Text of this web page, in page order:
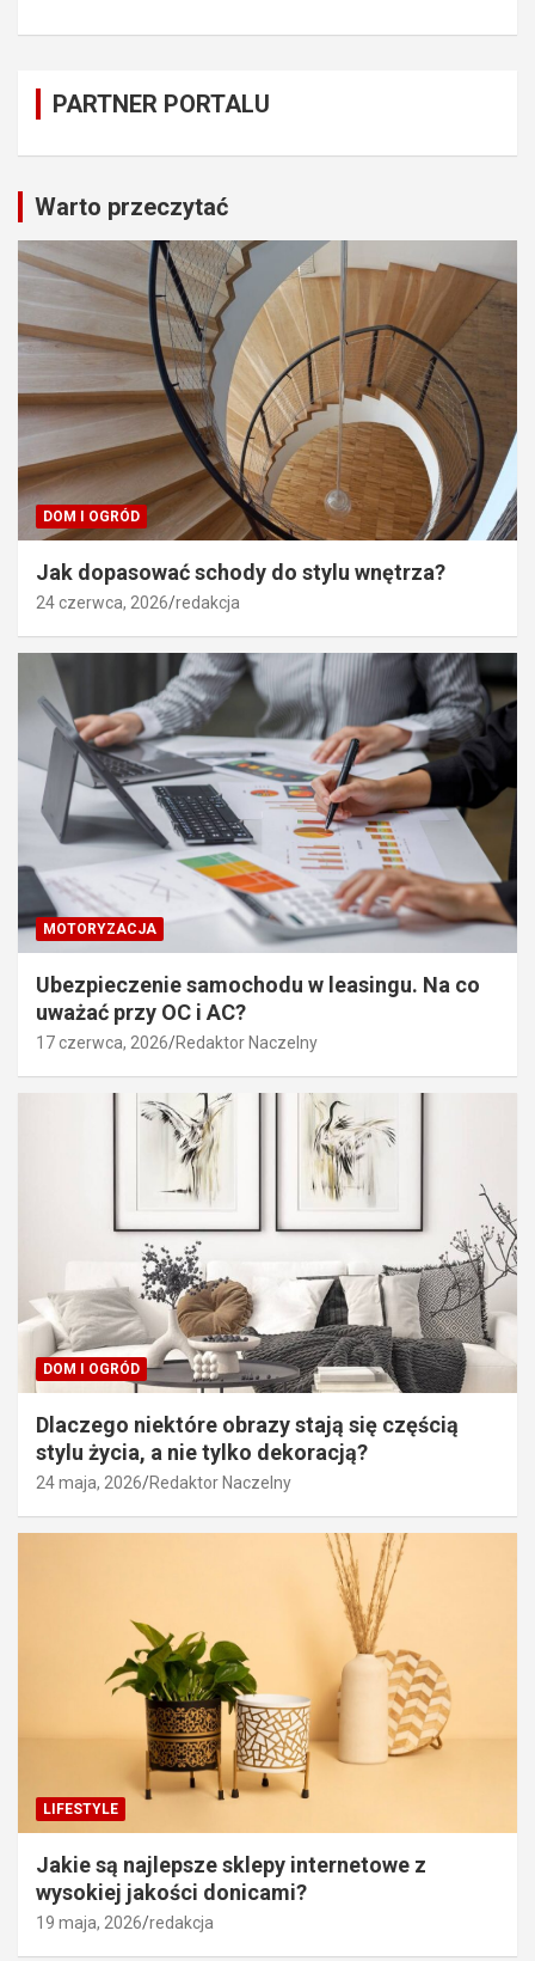
PARTNER PORTALU
Warto przeczytać
DOM I OGRÓD
Jak dopasować schody do stylu wnętrza?
24 czerwca, 2026 redakcja
MOTORYZACJA
Ubezpieczenie samochodu w leasingu. Na co
uważać przy OC i AC?
17 czerwca, 2026 Redaktor Naczelny
DOM I OGRÓD
Dlaczego niektóre obrazy stają się częścią
stylu życia, a nie tylko dekoracją?
24 maja, 2026 Redaktor Naczelny
LIFESTYLE
Jakie są najlepsze sklepy internetowe z
wysokiej jakości donicami?
19 maja, 2026 redakcja